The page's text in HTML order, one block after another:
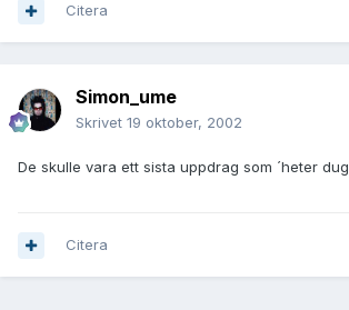
Citera
Simon_ume
Skrivet 19 oktober, 2002
De skulle vara ett sista uppdrag som ´heter
Citera